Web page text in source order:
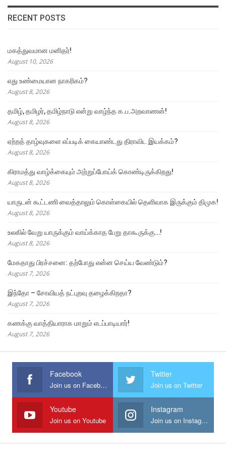
RECENT POSTS
மகத்துவமான மனிதர்!
August 10, 2026
எது உண்மையான நாகரிகம்?
August 8, 2026
தமிழ், தமிழர், தமிழ்நாடு என்று வாழ்ந்த க.ப.அறவாணன்!
August 8, 2026
ஏற்றத் தாழ்வுகளை எப்படிக் கையாண்டது திராவிட இயக்கம்?
August 8, 2026
கிராமத்து வாழ்க்கையும் அற்றுப்போய்க் கொண்டிருக்கிறது!
August 8, 2026
யாருடன் கூட்டணி வைத்தாலும் கொள்கையில் தெளிவாக இருக்கும் திமுக!
August 8, 2026
உலகில் வேறு யாருக்கும் வாய்க்காத பேறு தாகூருக்கு…!
August 8, 2026
மேகதாது பிரச்சனை: தற்போது என்ன செய்ய வேண்டும்?
August 7, 2026
இந்தோ – சோவியத் நட்புறவு தழைக்கிறதா?
August 7, 2026
கணக்கு வாத்தியாராக மாறும் எடப்பாடியார்!
August 7, 2026
Facebook
Join us on Facebook
Twitter
Join us on Twitter
Youtube
Join us on Youtube
Instagram
Join us on Instagram